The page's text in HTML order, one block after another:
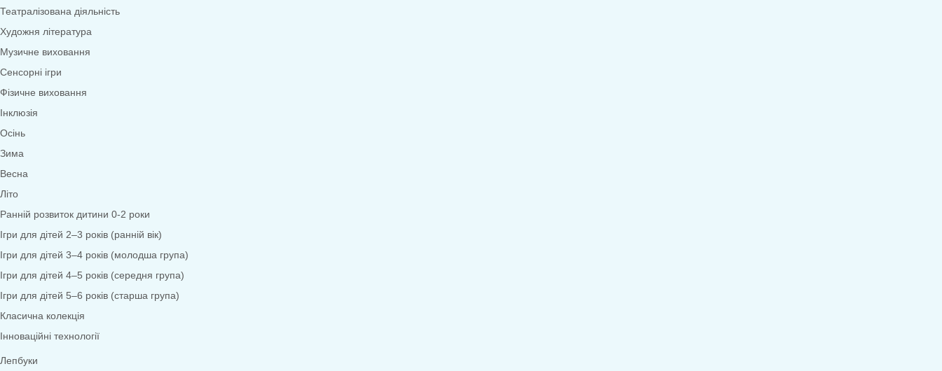
Англійська мова
Грамота
Розвиток мовлення
Математика
Довкілля
Народознавство
Природа
Екологія
Дослідницька діяльність
Валеологія
Права дитини
Моральне виховання
Трудове виховання
Образотворча діяльність